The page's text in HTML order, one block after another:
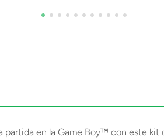
en la Game Boy™ con este